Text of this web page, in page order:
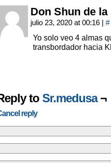
Don Shun de la
julio 23, 2020 at 00:16 | #
Yo solo veo 4 almas
transbordador hacia
to Sr.medusa¬
reply